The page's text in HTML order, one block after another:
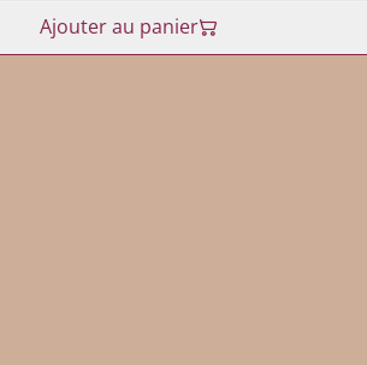
Ajouter au panier